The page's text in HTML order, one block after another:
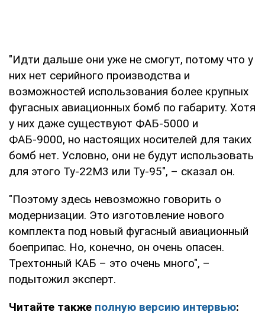
"Идти дальше они уже не смогут, потому что у
них нет серийного производства и
возможностей использования более крупных
фугасных авиационных бомб по габариту. Хотя
у них даже существуют ФАБ-5000 и
ФАБ-9000, но настоящих носителей для таких
бомб нет. Условно, они не будут использовать
для этого Ту-22М3 или Ту-95", – сказал он.
"Поэтому здесь невозможно говорить о
модернизации. Это изготовление нового
комплекта под новый фугасный авиационный
боеприпас. Но, конечно, он очень опасен.
Трехтонный КАБ – это очень много", –
подытожил эксперт.
Читайте также полную версию интервью: